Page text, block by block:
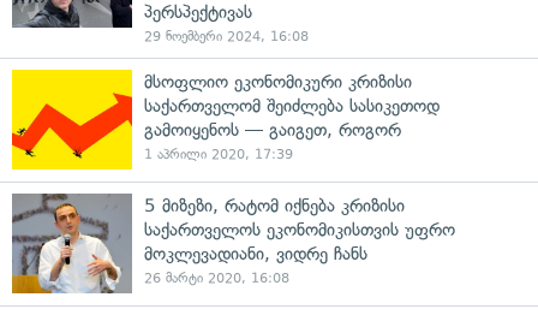
პერსპექტივას
29 ნოემბერი 2024, 16:08
მსოფლიო ეკონომიკური კრიზისი
საქართველომ შეიძლება სასიკეთოდ
გამოიყენოს — გაიგეთ, როგორ
1 აპრილი 2020, 17:39
5 მიზეზი, რატომ იქნება კრიზისი
საქართველოს ეკონომიკისთვის უფრო
მოკლევადიანი, ვიდრე ჩანს
26 მარტი 2020, 16:08